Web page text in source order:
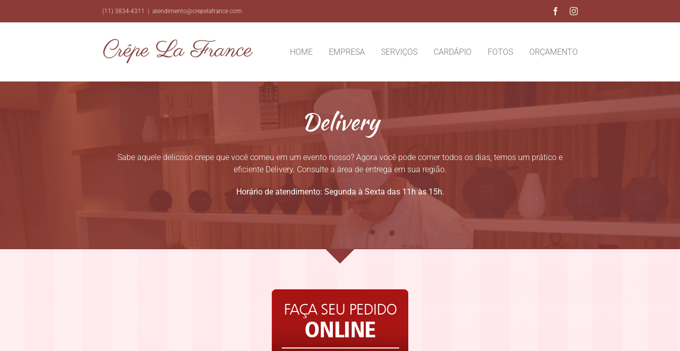
(11) 3834-4311 atendimento@crepelafrance.com FacebookInstagram
HOME EMPRESA SERVIÇOS CARDÁPIO FOTOS ORÇAMENTO
Delivery
Sabe aquele delicoso crepe que você comeu em um evento nosso? Agora você pode comer todos os dias, temos um prático e
eficiente Delivery. Consulte a área de entrega em sua região.
Horário de atendimento: Segunda à Sexta das 11h às 15h.